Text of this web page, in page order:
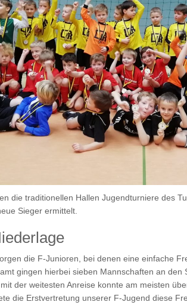
die traditionellen Hallen Jugendturniere des
Sieger ermittelt.
die F-Junioren, bei denen eine einfache
gingen hierbei sieben Mannschaften an den
der weitesten Anreise konnte am meisten
die Erstvertretung unserer F-Jugend diese